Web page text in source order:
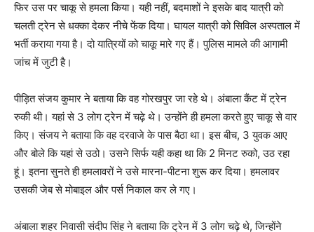
फिर उस पर चाकू से हमला किया। यही नहीं, बदमाशों ने इसके बाद यात्री को
चलती ट्रेन से धक्का देकर नीचे फेंक दिया। घायल यात्री को सिविल अस्पताल में
भर्ती कराया गया है। दो यात्रियों को चाकू मारे गए हैं। पुलिस मामले की आगामी
जांच में जुटी है।
पीड़ित संजय कुमार ने बताया कि वह गोरखपुर जा रहे थे। अंबाला कैंट में ट्रेन
रुकी थी। यहां से 3 लोग ट्रेन में चढ़े थे। उन्होंने ही हमला करते हुए चाकू से वार
किए। संजय ने बताया कि वह दरवाजे के पास बैठा था। इस बीच, 3 युवक आए
और बोले कि यहां से उठो। उसने सिर्फ यही कहा था कि 2 मिनट रुको, उठ रहा
हूं। इतना सुनते ही हमलावरों ने उसे मारना-पीटना शुरू कर दिया। हमलावर
उसकी जेब से मोबाइल और पर्स निकाल कर ले गए।
अंबाला शहर निवासी संदीप सिंह ने बताया कि ट्रेन में 3 लोग चढ़े थे, जिन्होंने